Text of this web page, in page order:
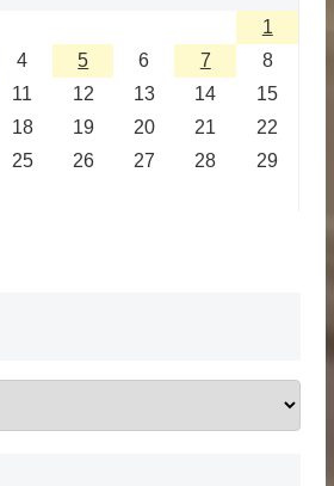
1
4 5 6 7
8
11 12 13 14
15
18 19 20 21
22
25 26 27 28
29